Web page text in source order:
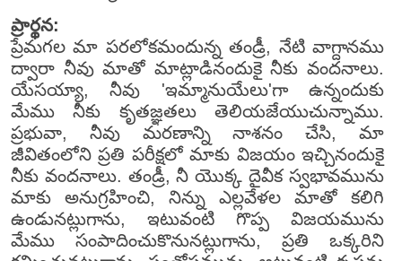
ప్రార్థన:
ప్రేమగల మా పరలోకమందున్న తండ్రీ, నేటి వాగ్దానము
ద్వారా నీవు మాతో మాట్లాడినందుకై నీకు వందనాలు.
యేసయ్యా, నీవు 'ఇమ్మానుయేలు'గా ఉన్నందుకు
మేము నీకు కృతజ్ఞతలు తెలియజేయుచున్నాము.
ప్రభువా, నీవు మరణాన్ని నాశనం చేసి, మా
జీవితంలోని ప్రతి పరీక్షలో మాకు విజయం ఇచ్చినందుకై
నీకు వందనాలు. తండ్రీ, నీ యొక్క దైవీక స్వభావమును
మాకు అనుగ్రహించి, నిన్ను ఎల్లవేళల మాతో కలిగి
ఉండునట్లుగాను, ఇటువంటి గొప్ప విజయమును
మేము సంపాదించుకొనునట్లుగాను, ప్రతి ఒక్కరిని